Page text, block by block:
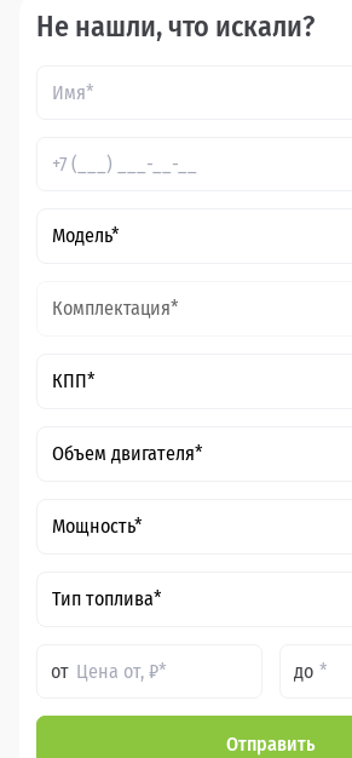
Не нашли, что искали?
Модель*
Комплектация*
КПП*
Объем двигателя*
Мощность*
Тип топлива*
от до
Отправить